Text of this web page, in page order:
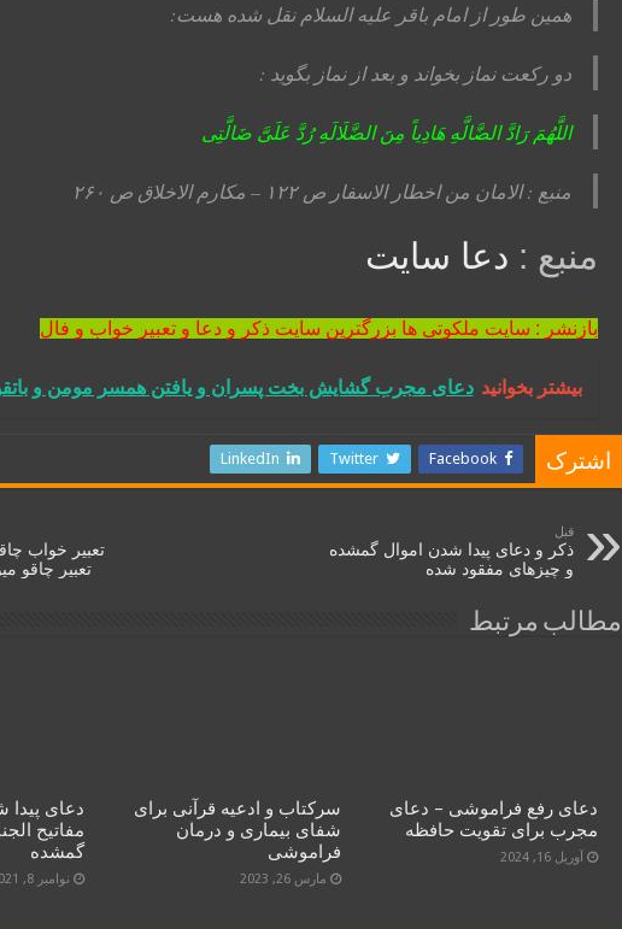
همین طور از امام باقر علیه السلام نقل شده هست:
دو رکعت نماز بخواند و بعد از نماز بگوید :
اللَّهُمَ‏ رَادَّ الضَّالَّهِ هَادِیاً مِنَ الضَّلَالَهِ رُدَّ عَلَیَّ ضَالَّتِی
منبع : الامان من اخطار الاسفار ص ۱۲۲ – مکارم الاخلاق ص ۲۶۰
منبع : دعا سایت
بازنشر : سایت ملکوتی ها بزرگترین سایت ذکر و دعا و تعبیر خواب و فال
بیشتر بخوانید دعای مجرب گشایش بخت پسران و یافتن همسر مومن و
اشترک Facebook
Twitter
LinkedIn
قبل
ذکر و دعای پیدا شدن اموال گمشده
و چیزهای مفقود شده
تعبیر خواب
تعبیر چاقو
مطالب مرتبط
دعای رفع فراموشی – دعای
مجرب برای تقویت حافظه
آوریل 16, 2024
سرکتاب و ادعیه قرآنی برای
شفای بیماری و درمان
فراموشی
مارس 26, 2023
دعای
مفاتیح
گمشده
نوامبر 8, 2021